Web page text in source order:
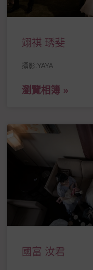
翊祺 琇斐
攝影:YAYA
瀏覽相簿 »
國富 汝君